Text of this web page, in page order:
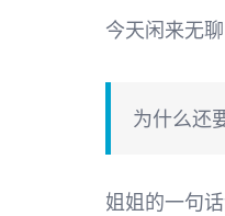
今天闲来无
为什么还
姐姐的一句